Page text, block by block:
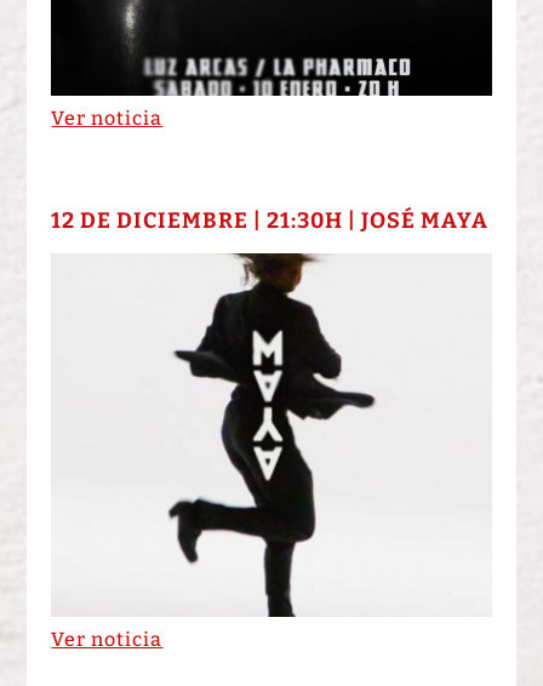
Ver noticia
12 DE DICIEMBRE | 21:30H | JOSÉ MAYA
Ver noticia